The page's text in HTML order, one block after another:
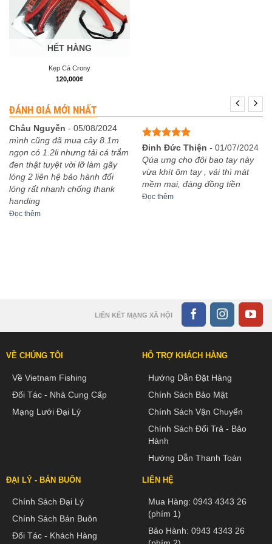
HẾT HÀNG
Kẹp Cá Crony
120,000₫
ĐÁNH GIÁ MỚI NHẤT
Châu Nguyễn - 05/08/2024
mình cũng đã mua cây 8.1m
ngọn có 1.2li nhưng tải cá trắm
đen thật tuyệt vời lỡ làm gãy
lóng 2 liên hệ bảo hành đổi
lóng rất nhanh chống thank
handing
Đọc thêm
Được xếp
hạng
sao
Đinh Đức Thiện - 01/07/2024
Qúa ưng cho đôi bao tay này
vừa khít ôm tay , vải thì mát
mềm mại, đáng đồng tiền
Đọc thêm
LIÊN KẾT MẠNG XÃ HỘI
VỀ CHÚNG TÔI
Về Vietnam Fishing
Đối Tác - Nhà Cung Cấp
Mạng Lưới Đại Lý
HỖ TRỢ KHÁCH HÀNG
Hướng Dẫn Đặt Hàng
Chính Sách Bảo Mật
Chính Sách Vận Chuyển
Chính Sách Đổi Trả - Bảo
Hành
Hướng Dẫn Thanh Toán
ĐẠI LÝ - BÁN BUÔN
Chính Sách Đại Lý
Chính Sách Bán Buôn
Đối Tác - Khách Hàng
LIÊN HỆ
Mua Hàng: 0943 4343 26
(phím 1)
Bảo Hành: 0943 4343 26